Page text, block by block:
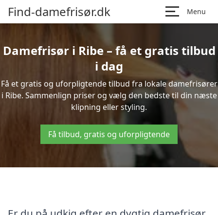
Find-damefrisør.dk Menu
Damefrisør i Ribe – få et gratis tilbud
i dag
Få et gratis og uforpligtende tilbud fra lokale damefrisører
i Ribe. Sammenlign priser og vælg den bedste til din næste
klipning eller styling.
Få tilbud, gratis og uforpligtende